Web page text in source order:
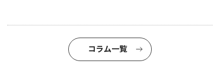
コラム一覧